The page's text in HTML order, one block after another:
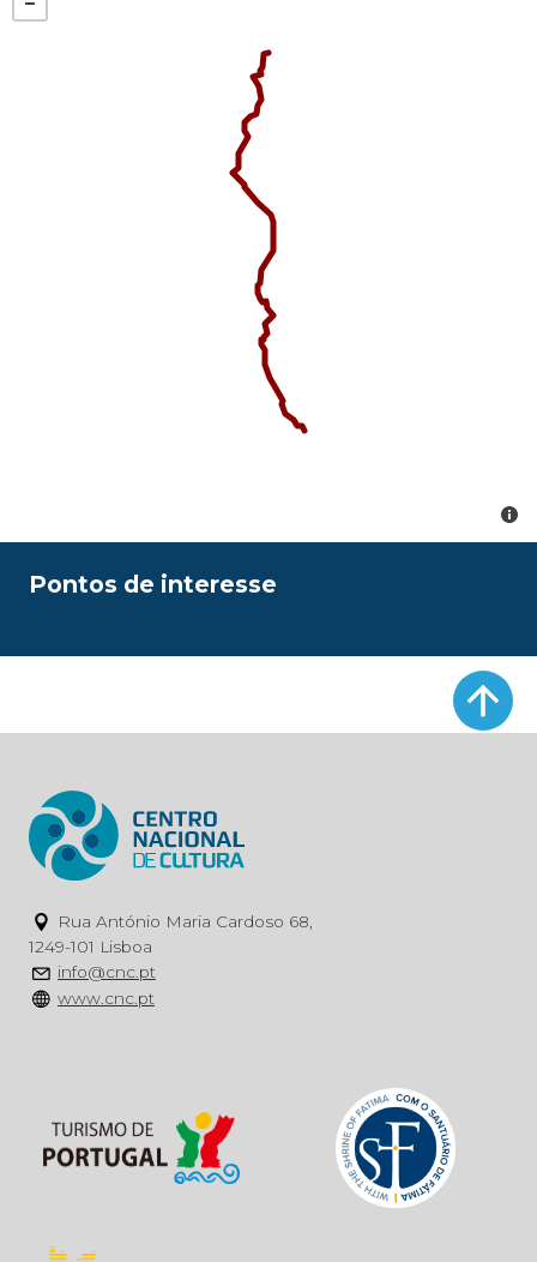
Pontos de interesse
Rua António Maria Cardoso 68,
1249-101 Lisboa
info@cnc.pt
www.cnc.pt